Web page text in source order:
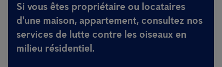
Si vous êtes propriétaire ou locataires
d'une maison, appartement, consultez nos
services de lutte contre les oiseaux en
milieu résidentiel.